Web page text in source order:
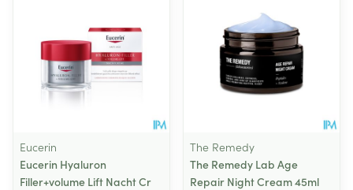
Eucerin
Eucerin Hyaluron
Filler+volume Lift Nacht Cr
The Remedy
The Remedy Lab Age
Repair Night Cream 45ml